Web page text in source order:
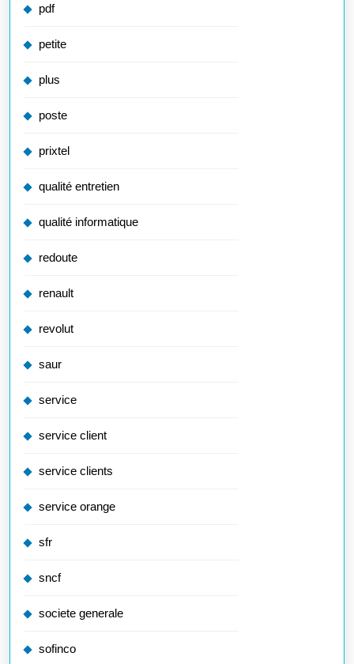
pdf
petite
plus
poste
prixtel
qualité entretien
qualité informatique
redoute
renault
revolut
saur
service
service client
service clients
service orange
sfr
sncf
societe generale
sofinco